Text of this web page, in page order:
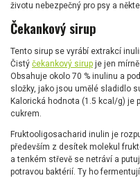
životu nebezpečný pro psy a
Čekankový sirup
Tento sirup se vyrábí extrakcí
Čistý čekankový sirup je jen
Obsahuje okolo 70 % inulinu a
složky, jako jsou umělé sladidlo
Kalorická hodnota (1.5 kcal/g) je
cukrem.
Fruktooligosacharid inulin je
především z desítek molekul
a tenkém střevě se netráví a
potravou baktérií. Ty ho